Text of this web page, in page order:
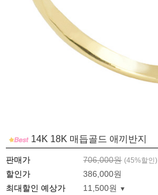
14K 18K 매듭골드 애끼반지
판매가 706,000원 (45%할인)
할인가
386,000원
최대할인 예상가
11,500원